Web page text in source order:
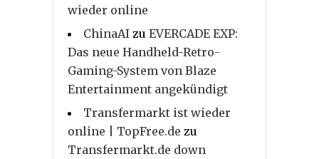
wieder online
ChinaAI zu EVERCADE EXP:
Das neue Handheld-Retro-
Gaming-System von Blaze
Entertainment angekündigt
Transfermarkt ist wieder
online | TopFree.de zu
Transfermarkt.de down